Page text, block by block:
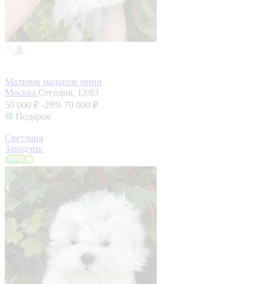
8
Мальчик мальтезе мини
Москва Сегодня, 13:03
50 000 ₽ -29% 70 000 ₽
Подарок
Светлана
Заводчик